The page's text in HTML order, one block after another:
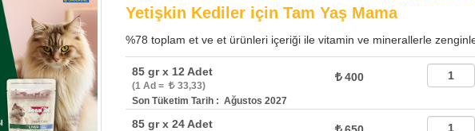
Yetişkin Kediler için Tam Yaş Mama
%78 toplam et ve et ürünleri içeriği ile vitamin ve minerallerle
85 gr x 12 Adet
(1 Ad = 33,33)
400
Son Tüketim Tarih : Ağustos 2027
85 gr x 24 Adet